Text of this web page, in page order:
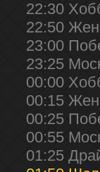
22:30
22:50
23:00
23:25
00:00
00:15
00:25
00:55
01:25